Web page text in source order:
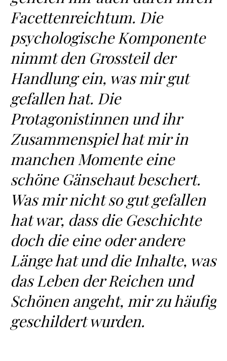
Facettenreichtum. Die
psychologische Komponente
nimmt den Grossteil der
Handlung ein, was mir gut
gefallen hat. Die
Protagonistinnen und ihr
Zusammenspiel hat mir in
manchen Momente eine
schöne Gänsehaut beschert.
Was mir nicht so gut gefallen
hat war, dass die Geschichte
doch die eine oder andere
Länge hat und die Inhalte, was
das Leben der Reichen und
Schönen angeht, mir zu häufig
geschildert wurden.